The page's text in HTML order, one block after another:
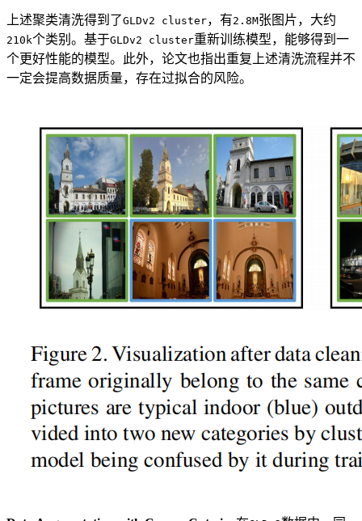
上述聚类清洗得到了GLDv2 cluster，有2.8M张图片，大约
210k个类别。基于GLDv2 cluster重新训练模型，能够得到一
个更好性能的模型。此外，论文也指出重复上述清洗流程并不
一定会提高数据质量，存在过拟合的风险。